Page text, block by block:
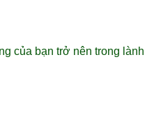
của bạn trở nên trong lành